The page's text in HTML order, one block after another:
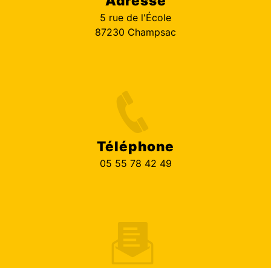
5 rue de l'École
87230 Champsac
Téléphone
05 55 78 42 49